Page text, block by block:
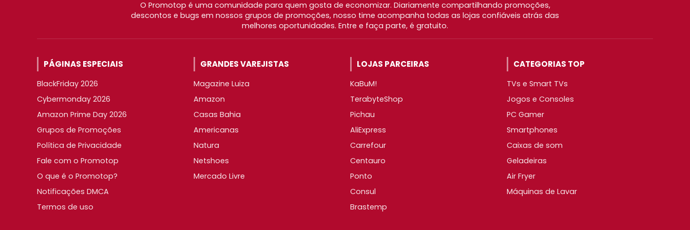
O Promotop é uma comunidade para quem gosta de economizar. Diariamente compartilhando promoções,
descontos e bugs em nossos grupos de promoções, nosso time acompanha todas as lojas confiáveis atrás das
melhores oportunidades. Entre e faça parte, é gratuito.
PÁGINAS ESPECIAIS
BlackFriday 2026
Cybermonday 2026
Amazon Prime Day 2026
Grupos de Promoções
Política de Privacidade
Fale com o Promotop
O que é o Promotop?
Notificações DMCA
Termos de uso
GRANDES VAREJISTAS
Magazine Luiza
Amazon
Casas Bahia
Americanas
Natura
Netshoes
Mercado Livre
LOJAS PARCEIRAS
KaBuM!
TerabyteShop
Pichau
AliExpress
Carrefour
Centauro
Ponto
Consul
Brastemp
CATEGORIAS TOP
TVs e Smart TVs
Jogos e Consoles
PC Gamer
Smartphones
Caixas de som
Geladeiras
Air Fryer
Máquinas de Lavar